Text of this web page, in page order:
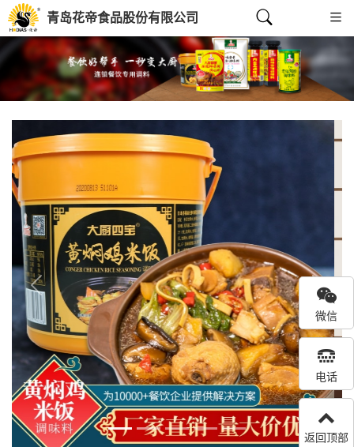
青岛花帝食品股份有限公司
Previous Next
微信
电话
返回顶部